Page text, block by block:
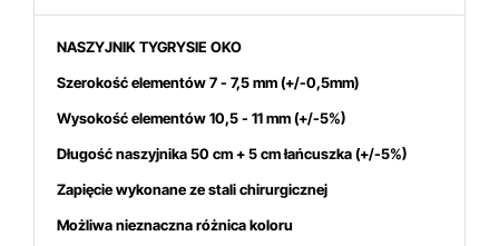
NASZYJNIK TYGRYSIE OKO
Szerokość elementów 7 - 7,5 mm(+/-0,5mm)
Wysokość elementów 10,5 - 11 mm (+/-5%)
Długość naszyjnika 50 cm + 5 cm łańcuszka (+/-5%)
Zapięcie wykonane ze stali chirurgicznej
Możliwa nieznaczna różnica koloru